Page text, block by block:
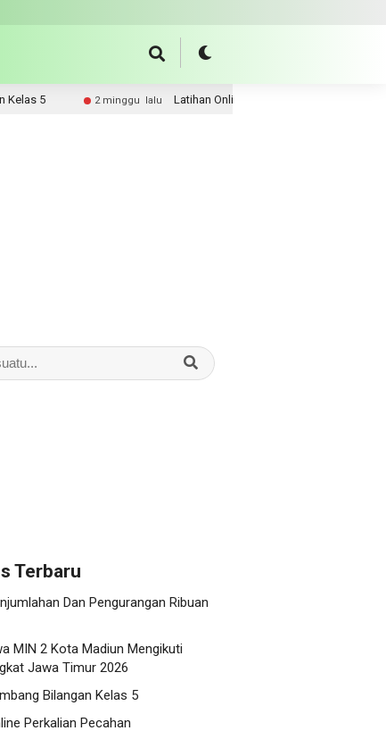
2 minggu lalu Latihan Online Perkalian Pecahan
Terbaru
Dan Pengurangan Ribuan
MIN 2 Kota Madiun Mengikuti
Jawa Timur 2026
Bilangan Kelas 5
Perkalian Pecahan